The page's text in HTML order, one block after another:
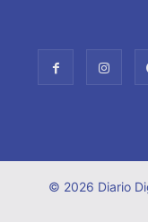
© 2026 Diario